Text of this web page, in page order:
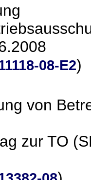
08-E2)
von
zur TO